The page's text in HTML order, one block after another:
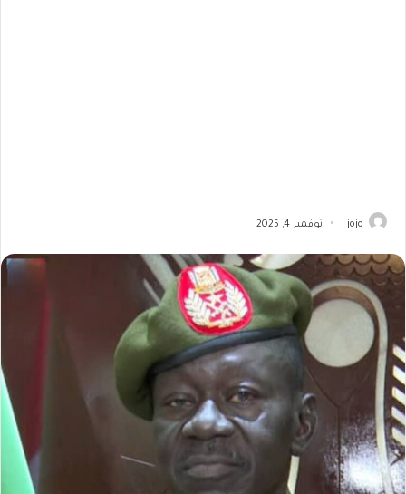
jojo نوفمبر 4, 2025